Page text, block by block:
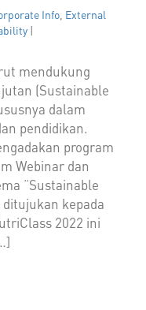
Info External
|
mendukung
(Sustainable
dalam
pendidikan.
program
Webinar dan
“Sustainable
kepada
2022 ini